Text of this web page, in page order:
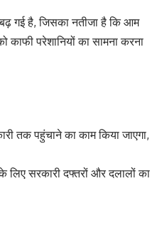
गई है, जिसका नतीजा है कि आम
काफी परेशानियों का सामना करना
तक पहुंचाने का काम किया जाएगा,
लिए सरकारी दफ्तरों और दलालों का